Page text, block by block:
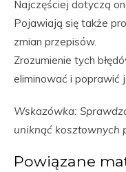
Najczęściej dotyczą
Pojawiają się także
zmian przepisów.
Zrozumienie tych
eliminować i poprawić
Wskazówka:
uniknąć kosztownych
Powiązane